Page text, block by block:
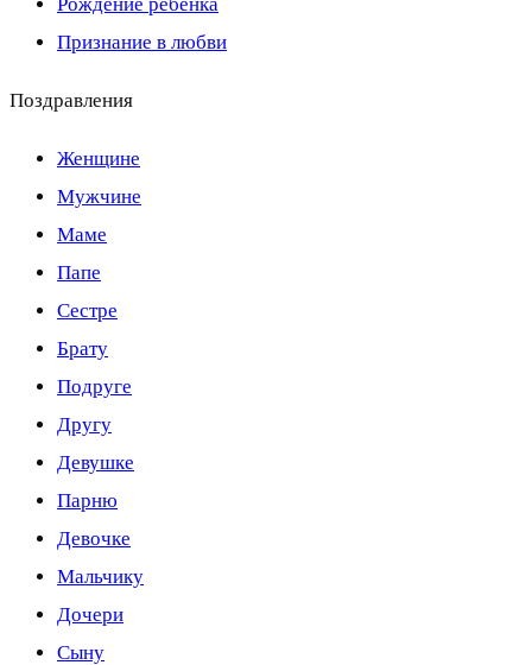
Признание в любви
Поздравления
Женщине
Мужчине
Маме
Папе
Сестре
Брату
Подруге
Другу
Девушке
Парню
Девочке
Мальчику
Дочери
Сыну